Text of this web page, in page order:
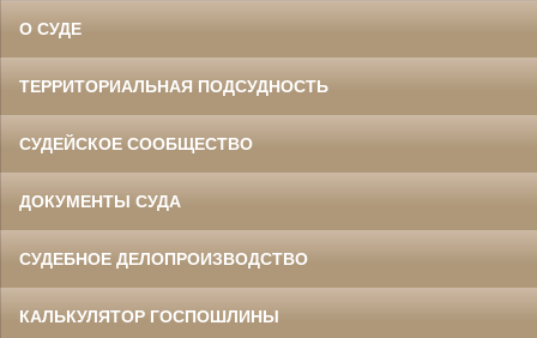
О СУДЕ
ТЕРРИТОРИАЛЬНАЯ ПОДСУДНОСТЬ
СУДЕЙСКОЕ СООБЩЕСТВО
ДОКУМЕНТЫ СУДА
СУДЕБНОЕ ДЕЛОПРОИЗВОДСТВО
КАЛЬКУЛЯТОР ГОСПОШЛИНЫ